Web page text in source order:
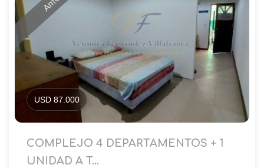
USD 87.000
COMPLEJO 4 DEPARTAMENTOS + 1
UNIDAD A T...